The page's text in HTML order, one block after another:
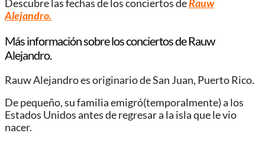
Descubre las fechas de los conciertos deRauw
Alejandro.
Más información sobre los conciertos de Rauw
Alejandro.
Rauw Alejandro es originario de San Juan, Puerto Rico.
De pequeño, su familia emigró(temporalmente) a los
Estados Unidos antes de regresar a la isla que le vio
nacer.